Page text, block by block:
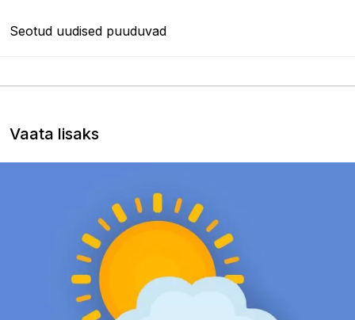
Seotud uudised puuduvad
Vaata lisaks